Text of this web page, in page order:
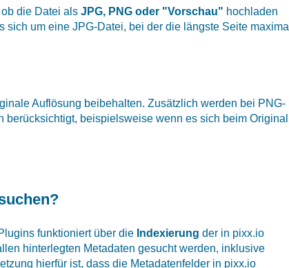
die Datei als JPG, PNG oder "Vorschau" hochladen
sich um eine JPG-Datei, bei der die längste Seite maximal
Auflösung beibehalten. Zusätzlich werden bei PNG-
berücksichtigt, beispielsweise wenn es sich beim Original
funktioniert über die Indexierung der in pixx.io
hinterlegten Metadaten gesucht werden, inklusive
hierfür ist, dass die Metadatenfelder in pixx.io